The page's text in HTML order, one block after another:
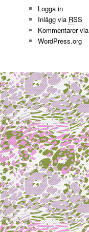
Logga in
Inlägg via RSS
Kommentarer via
WordPress.org